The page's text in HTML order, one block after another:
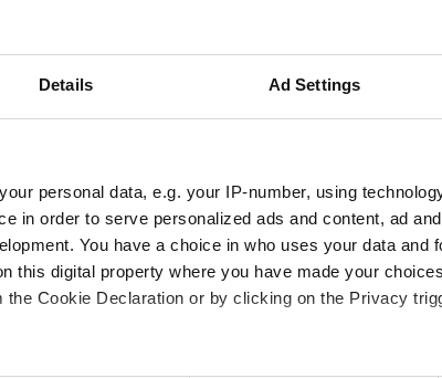
Details Ad Settings
personal data, e.g. your IP-number, using
in order to serve personalized ads and content, ad
You have a choice in who uses your data and
this digital property where you have made your
Cookie Declaration or by clicking on the Privacy
Die Kontaktdaten